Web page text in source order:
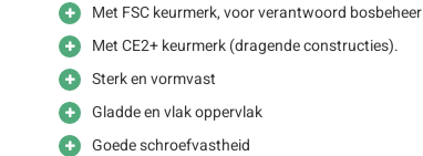
Met FSC keurmerk, voor verantwoord bosbeheer
Met CE2+ keurmerk (dragende constructies).
Sterk en vormvast
Gladde en vlak oppervlak
Goede schroefvastheid